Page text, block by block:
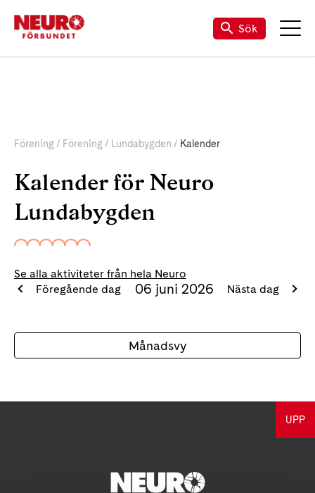
Sök
Förening Förening Lundabygden Kalender
Kalender för Neuro
Lundabygden
Se alla aktiviteter från hela Neuro
Föregående dag
06 juni 2026 Nästa dag
Månadsvy
UPP